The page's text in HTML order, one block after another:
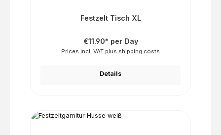
Festzelt Tisch XL
€11.90* per Day
Prices incl. VAT plus shipping costs
Details